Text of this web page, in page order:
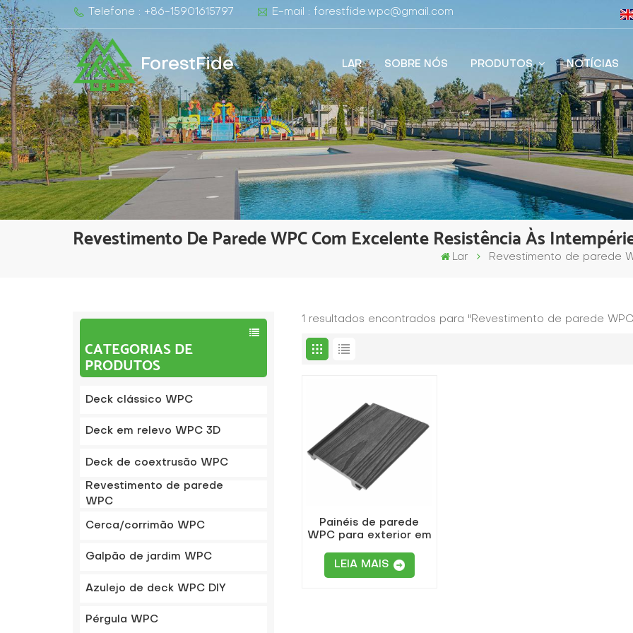
Telefone : +86-15901615797 E-mail : forestfide.wpc@gmail.com
ForestFide LAR SOBRE NÓS PRODUTOS NOTÍCIAS
Revestimento De Parede WPC Com Excelente Resistência Às
Lar Revestimento de parede
CATEGORIAS DE
PRODUTOS
Deck clássico WPC
Deck em relevo WPC 3D
Deck de coextrusão WPC
Revestimento de parede
WPC
Cerca/corrimão WPC
Galpão de jardim WPC
Azulejo de deck WPC DIY
Pérgula WPC
1 resultados encontrados para "Revestimento de parede
Painéis de parede
WPC para exterior em
LEIA MAIS